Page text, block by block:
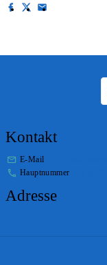
Kontakt
E-Mail
Hauptnummer
Adresse